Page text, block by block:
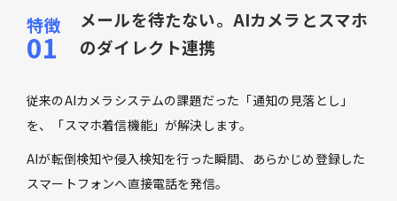
メールを待たない。AIカメラとスマホ
のダイレクト連携
従来のAIカメラシステムの課題だった「通知の見落とし」
を、「スマホ着信機能」が解決します。
AIが転倒検知や侵入検知を行った瞬間、あらかじめ登録した
スマートフォンへ直接電話を発信。